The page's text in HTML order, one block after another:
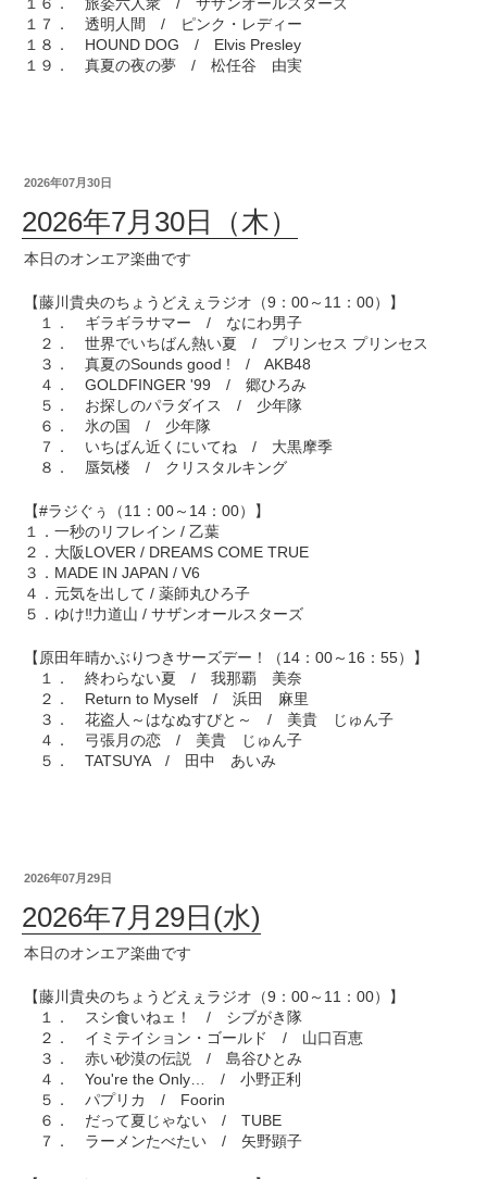
１６． 旅姿六人衆 / サザンオールスターズ
１７． 透明人間 / ピンク・レディー
１８． HOUND DOG / Elvis Presley
１９． 真夏の夜の夢 / 松任谷 由実
2026年07月30日
2026年7月30日（木）
本日のオンエア楽曲です
【藤川貴央のちょうどえぇラジオ（9：00～11：00）】
１． ギラギラサマー / なにわ男子
２． 世界でいちばん熱い夏 / プリンセス プリンセス
３． 真夏のSounds good ! / AKB48
４． GOLDFINGER '99 / 郷ひろみ
５． お探しのパラダイス / 少年隊
６． 氷の国 / 少年隊
７． いちばん近くにいてね / 大黒摩季
８． 蜃気楼 / クリスタルキング
【#ラジぐぅ（11：00～14：00）】
１．一秒のリフレイン / 乙葉
２．大阪LOVER / DREAMS COME TRUE
３．MADE IN JAPAN / V6
４．元気を出して / 薬師丸ひろ子
５．ゆけ‼力道山 / サザンオールスターズ
【原田年晴かぶりつきサーズデー！（14：00～16：55）】
１． 終わらない夏 / 我那覇 美奈
２． Return to Myself / 浜田 麻里
３． 花盗人～はなぬすびと～ / 美貴 じゅん子
４． 弓張月の恋 / 美貴 じゅん子
５． TATSUYA / 田中 あいみ
2026年07月29日
2026年7月29日(水)
本日のオンエア楽曲です
【藤川貴央のちょうどえぇラジオ（9：00～11：00）】
１． スシ食いねェ！ / シブがき隊
２． イミテイション・ゴールド / 山口百恵
３． 赤い砂漠の伝説 / 島谷ひとみ
４． You're the Only… / 小野正利
５． パプリカ / Foorin
６． だって夏じゃない / TUBE
７． ラーメンたべたい / 矢野顕子